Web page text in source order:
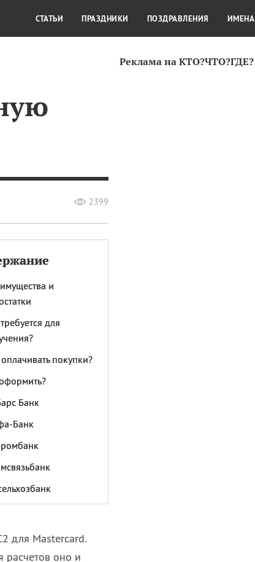
2399
и
для
покупки?
Банк
Банк
для Masterсard.
расчетов оно и
Реклама на КТО?ЧТО?ГДЕ?
КУЛЬТУРА КРАСОТА
СТАТЬИ ПРАЗДНИКИ ПОЗДРАВЛЕНИЯ ИМЕНА